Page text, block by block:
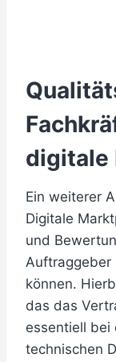
digitale
Ein weiterer
Digitale
und
Auftraggeber
können.
das das
essentiell bei
technischen